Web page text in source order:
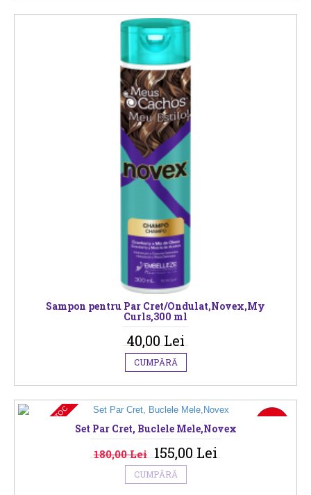
Sampon pentru Par Cret/Ondulat,Novex,My
Curls,300 ml
40,00 Lei
CUMPĂRĂ
NU ESTE IN STOC Set Par Cret, Buclele Mele,Novex
180,00 Lei 155,00 Lei
CUMPĂRĂ